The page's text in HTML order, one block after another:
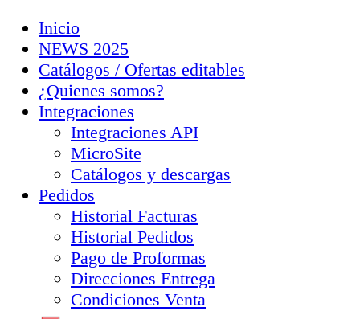
Inicio
NEWS 2025
Catálogos / Ofertas editables
¿Quienes somos?
Integraciones
Integraciones API
MicroSite
Catálogos y descargas
Pedidos
Historial Facturas
Historial Pedidos
Pago de Proformas
Direcciones Entrega
Condiciones Venta